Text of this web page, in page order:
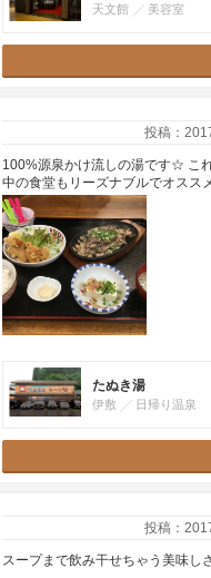
天文館 美容室
投稿：
100%源泉かけ流しの湯です☆ こ
中の食堂もリーズナブルでオスス
たぬき湯
伊敷 日帰り温泉
投稿：
スープまで飲み干せちゃう美味し